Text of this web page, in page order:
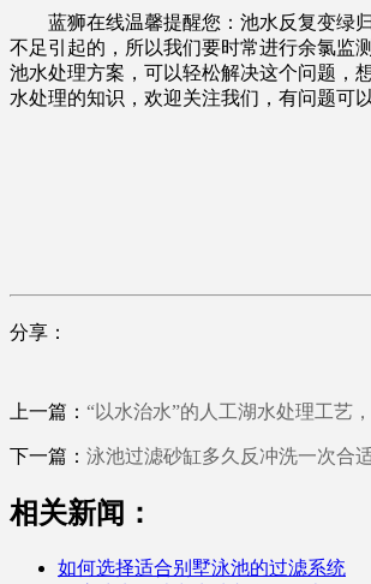
蓝狮在线温馨提醒您：池水反复变绿
不足引起的，所以我们要时常进行余氯监
池水处理方案，可以轻松解决这个问题，
水处理的知识，欢迎关注我们，有问题可
分享：
上一篇： “以水治水”的人工湖水处理工艺
下一篇： 泳池过滤砂缸多久反冲洗一次合
相关新闻：
如何选择适合别墅泳池的过滤系统